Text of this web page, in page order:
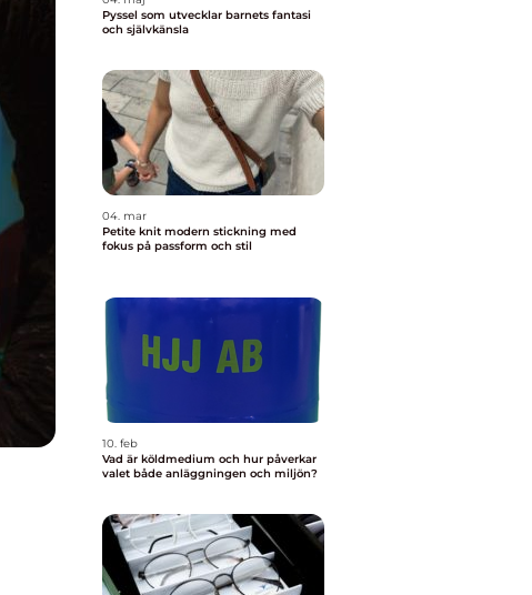
Pyssel som utvecklar barnets fantasi
och självkänsla
04. mar
Petite knit modern stickning med
fokus på passform och stil
10. feb
Vad är köldmedium och hur påverkar
valet både anläggningen och miljön?